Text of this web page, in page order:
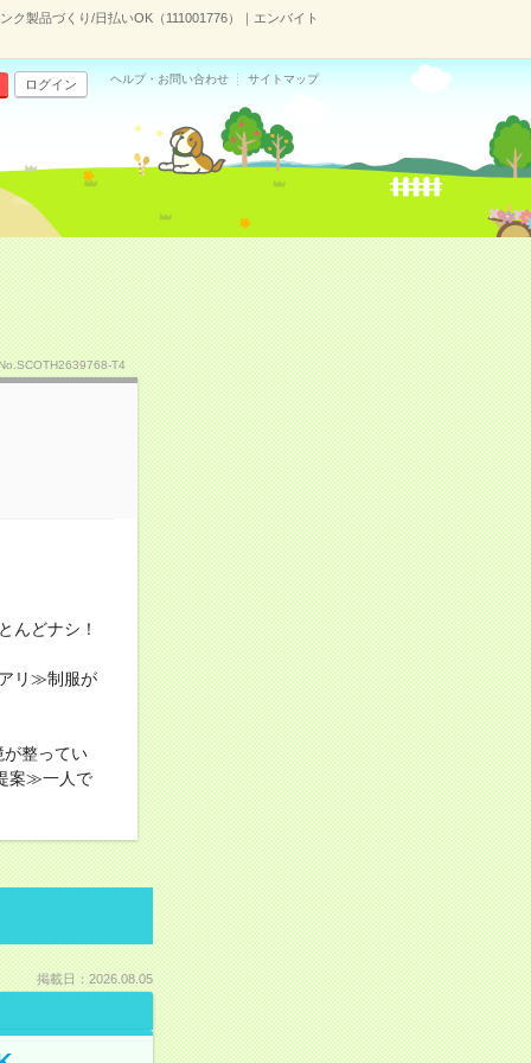
ク製品づくり/日払いOK（111001776）｜エンバイト
ログイン ヘルプ・お問い合わせ サイトマップ
T4
んどナシ！
リ≫制服が
整ってい
案≫一人で
掲載日：2026.08.05